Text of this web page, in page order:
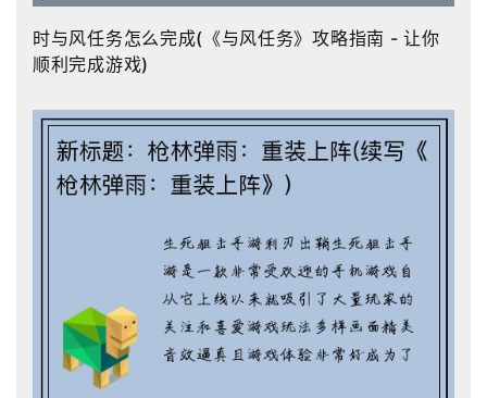
时与风任务怎么完成(《与风任务》攻略指南 - 让你
顺利完成游戏)